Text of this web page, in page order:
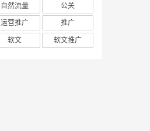
自然流量
公关
运营推广
推广
软文 软文推广